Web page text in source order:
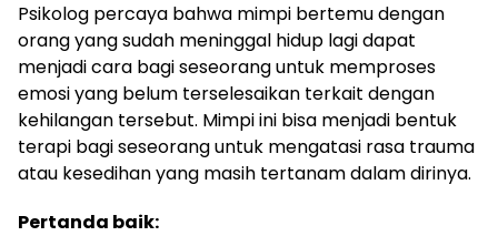
Psikolog percaya bahwa mimpi bertemu dengan
orang yang sudah meninggal hidup lagi dapat
menjadi cara bagi seseorang untuk memproses
emosi yang belum terselesaikan terkait dengan
kehilangan tersebut. Mimpi ini bisa menjadi bentuk
terapi bagi seseorang untuk mengatasi rasa trauma
atau kesedihan yang masih tertanam dalam dirinya.
Pertanda baik: